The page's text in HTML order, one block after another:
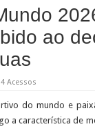
na região central com
LAPA
de superação, paixão
e Amigos de São
aos canteiros de
ao
Acessos
do mundo e
a característica de